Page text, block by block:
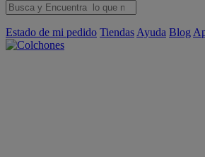
Estado de mi pedido Tiendas Ayuda Blog